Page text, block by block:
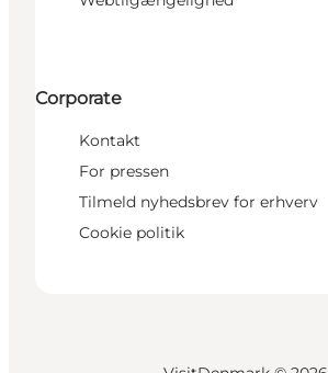
Corporate
Kontakt
For pressen
Tilmeld nyhedsbrev for erhverv
Cookie politik